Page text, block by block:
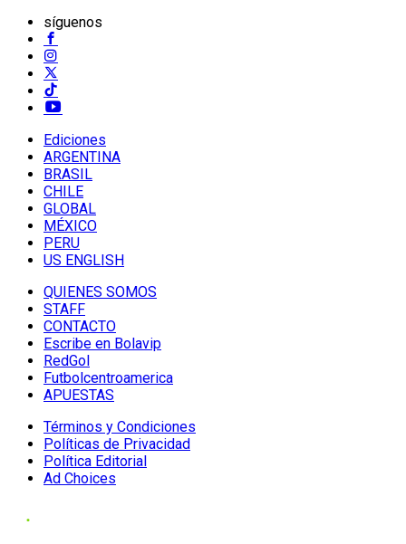
síguenos
Ediciones
ARGENTINA
BRASIL
CHILE
GLOBAL
MÉXICO
PERU
US ENGLISH
QUIENES SOMOS
STAFF
CONTACTO
Escribe en Bolavip
RedGol
Futbolcentroamerica
APUESTAS
Términos y Condiciones
Políticas de Privacidad
Política Editorial
Ad Choices